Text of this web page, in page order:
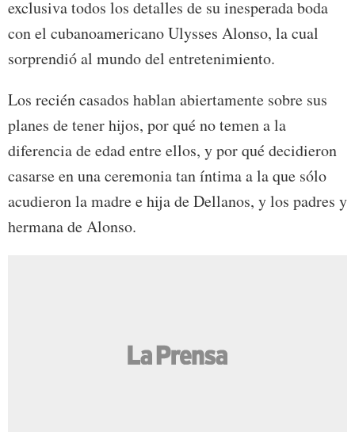
exclusiva todos los detalles de su inesperada boda
con el cubanoamericano Ulysses Alonso, la cual
sorprendió al mundo del entretenimiento.
Los recién casados hablan abiertamente sobre sus
planes de tener hijos, por qué no temen a la
diferencia de edad entre ellos, y por qué decidieron
casarse en una ceremonia tan íntima a la que sólo
acudieron la madre e hija de Dellanos, y los padres y
hermana de Alonso.